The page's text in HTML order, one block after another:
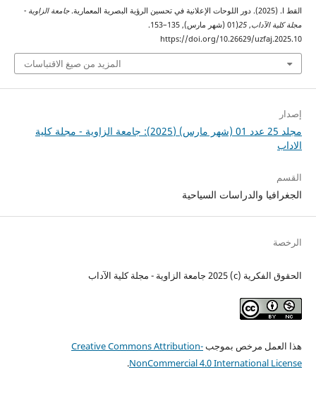
القط ا. (2025). دور اللوحات الإعلانية في تحسين الرؤية البصرية المعمارية.
جامعة الزاوية -
مجلة كلية الآداب,
25
(01 (شهر مارس), 135–153.
https://doi.org/10.26629/uzfaj.2025.10
المزيد من صيغ الاقتباسات
إصدار
مجلد 25 عدد 01 (شهر مارس) (2025): جامعة الزاوية - مجلة كلية
الاداب
القسم
الجغرافيا والدراسات السياحية
الرخصة
الحقوق الفكرية (c) 2025 جامعة الزاوية - مجلة كلية الآداب
هذا العمل مرخص بموجبCreative Commons Attribution-
NonCommercial 4.0 International License
.